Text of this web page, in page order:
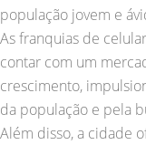
população jovem e
As franquias de
contar com um
crescimento,
da população e pela
Além disso, a cidade